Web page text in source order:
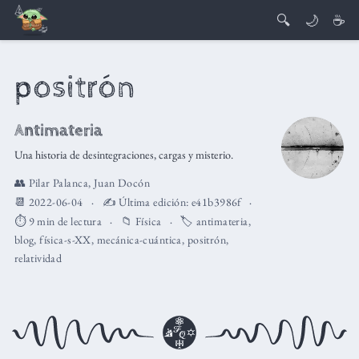
🔍 🌙 ☕
positrón
Antimateria
Una historia de desintegraciones, cargas y misterio.
👥 Pilar Palanca, Juan Docón
📆 2022-06-04
✍️ Última edición:e41b3986f
⏱️ 9 min de lectura
📁 Física 🏷️antimateria,
blog,física-s-XX, mecánica-cuántica, positrón,
relatividad